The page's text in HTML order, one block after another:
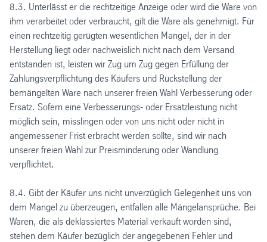
8.3. Unterlässt er die rechtzeitige Anzeige oder wird die Ware von
ihm verarbeitet oder verbraucht, gilt die Ware als genehmigt. Für
einen rechtzeitig gerügten wesentlichen Mangel, der in der
Herstellung liegt oder nachweislich nicht nach dem Versand
entstanden ist, leisten wir Zug um Zug gegen Erfüllung der
Zahlungsverpflichtung des Käufers und Rückstellung der
bemängelten Ware nach unserer freien Wahl Verbesserung oder
Ersatz. Sofern eine Verbesserungs- oder Ersatzleistung nicht
möglich sein, misslingen oder von uns nicht oder nicht in
angemessener Frist erbracht werden sollte, sind wir nach
unserer freien Wahl zur Preisminderung oder Wandlung
verpflichtet.
8.4. Gibt der Käufer uns nicht unverzüglich Gelegenheit uns von
dem Mangel zu überzeugen, entfallen alle Mängelansprüche. Bei
Waren, die als deklassiertes Material verkauft worden sind,
stehen dem Käufer bezüglich der angegebenen Fehler und